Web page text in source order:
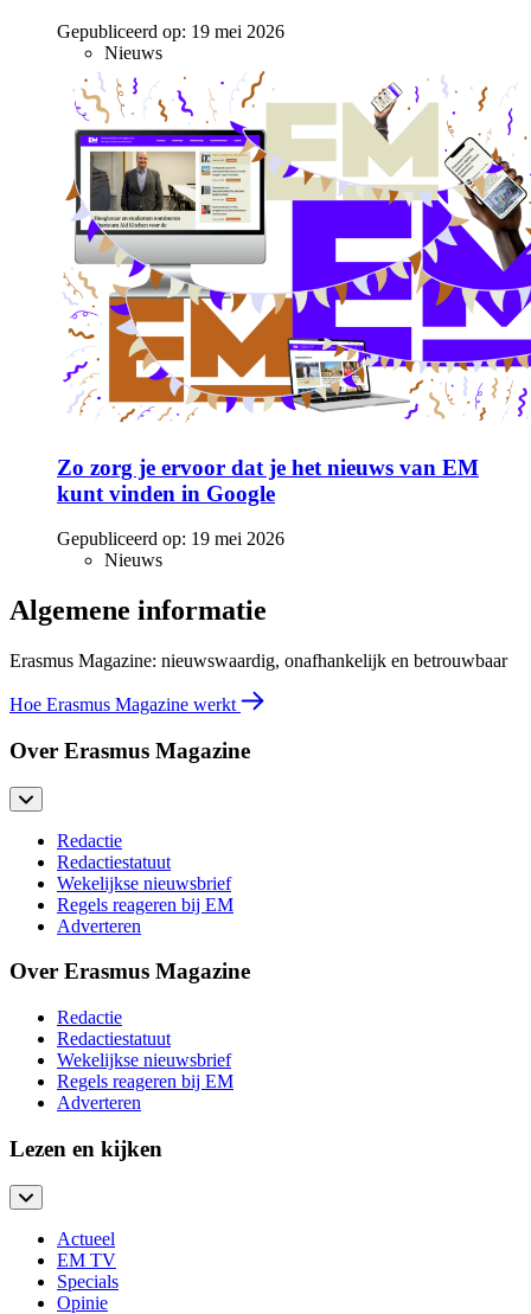
Gepubliceerd op: 19 mei 2026
Nieuws
Zo zorg je ervoor dat je het nieuws van EM
kunt vinden in Google
Gepubliceerd op: 19 mei 2026
Nieuws
Algemene informatie
Erasmus Magazine: nieuwswaardig, onafhankelijk en betrouwbaar
Hoe Erasmus Magazine werkt
Over Erasmus Magazine
Redactie
Redactiestatuut
Wekelijkse nieuwsbrief
Regels reageren bij EM
Adverteren
Over Erasmus Magazine
Redactie
Redactiestatuut
Wekelijkse nieuwsbrief
Regels reageren bij EM
Adverteren
Lezen en kijken
Actueel
EM TV
Specials
Opinie